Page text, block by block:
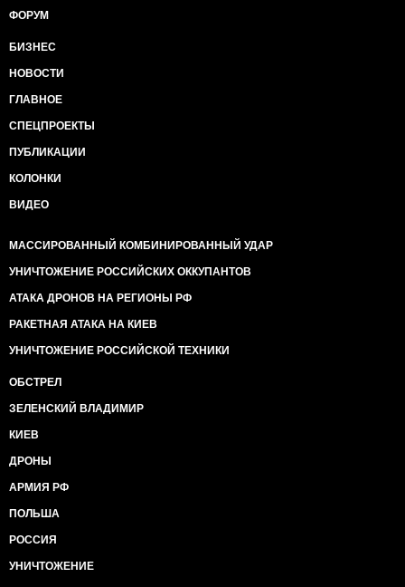
ФОРУМ
БИЗНЕС
НОВОСТИ
ГЛАВНОЕ
СПЕЦПРОЕКТЫ
ПУБЛИКАЦИИ
КОЛОНКИ
ВИДЕО
МАССИРОВАННЫЙ КОМБИНИРОВАННЫЙ УДАР
УНИЧТОЖЕНИЕ РОССИЙСКИХ ОККУПАНТОВ
АТАКА ДРОНОВ НА РЕГИОНЫ РФ
РАКЕТНАЯ АТАКА НА КИЕВ
УНИЧТОЖЕНИЕ РОССИЙСКОЙ ТЕХНИКИ
ОБСТРЕЛ
ЗЕЛЕНСКИЙ ВЛАДИМИР
КИЕВ
ДРОНЫ
АРМИЯ РФ
ПОЛЬША
РОССИЯ
УНИЧТОЖЕНИЕ